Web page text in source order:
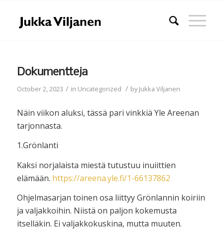
Dokumentteja
October 2, 2023 / in Uncategorized / byJukka Viljanen
Näin viikon aluksi, tässä pari vinkkiä Yle Areenan
tarjonnasta.
1.Grönlanti
Kaksi norjalaista miestä tutustuu inuiittien
elämään. https://areena.yle.fi/1-66137862
Ohjelmasarjan toinen osa liittyy Grönlannin koiriin
ja valjakkoihin. Niistä on paljon kokemusta
itselläkin. Ei valjakkokuskina, mutta muuten.